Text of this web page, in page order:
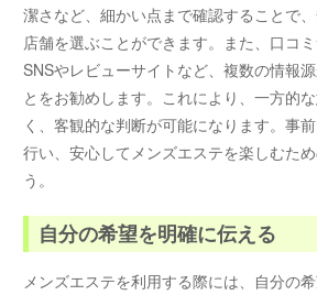
潔さなど、細かい点まで確認することで
店舗を選ぶことができます。また、口コミ
SNSやレビューサイトなど、複数の情報
とをお勧めします。これにより、一方的
く、客観的な判断が可能になります。事
行い、安心してメンズエステを楽しむた
う。
自分の希望を明確に伝える
メンズエステを利用する際には、自分の